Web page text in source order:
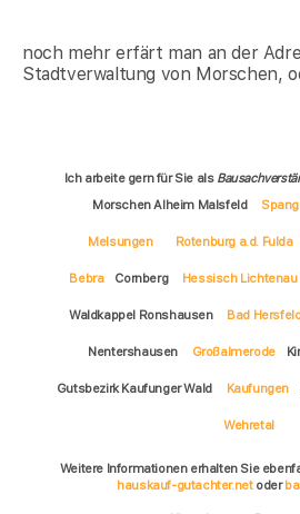
noch mehr erfärt man an der
Stadtverwaltung von Morschen,
Ich arbeite gern für Sie als
Morschen Alheim Malsfeld
Melsungen Rotenburg a.d. Fulda
Bebra Cornberg Hessisch Lichtenau
Waldkappel Ronshausen Bad
Nentershausen Großalmerode
Gutsbezirk Kaufunger Wald Kaufungen
Wehretal
Weitere Informationen erhalten Sie
hauskauf-gutachter.netoder